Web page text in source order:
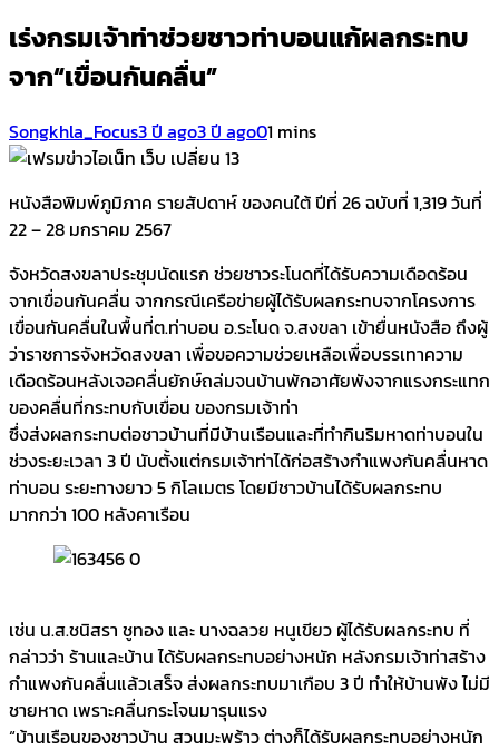
เร่งกรมเจ้าท่าช่วยชาวท่าบอนแก้ผลกระทบ
จาก“เขื่อนกันคลื่น”
Songkhla_Focus3 ปี ago3 ปี ago01 mins
หนังสือพิมพ์ภูมิภาค รายสัปดาห์ ของคนใต้ ปีที่ 26 ฉบับที่ 1,319 วันที่
22 – 28 มกราคม 2567
จังหวัดสงขลาประชุมนัดแรก ช่วยชาวระโนดที่ได้รับความเดือดร้อน
จากเขื่อนกันคลื่น จากกรณีเครือข่ายผู้ได้รับผลกระทบจากโครงการ
เขื่อนกันคลื่นในพื้นที่ต.ท่าบอน อ.ระโนด จ.สงขลา เข้ายื่นหนังสือ ถึงผู้
ว่าราชการจังหวัดสงขลา เพื่อขอความช่วยเหลือเพื่อบรรเทาความ
เดือดร้อนหลังเจอคลื่นยักษ์ถล่มจนบ้านพักอาศัยพังจากแรงกระแทก
ของคลื่นที่กระทบกับเขื่อน ของกรมเจ้าท่า
ซึ่งส่งผลกระทบต่อชาวบ้านที่มีบ้านเรือนและที่ทำกินริมหาดท่าบอนใน
ช่วงระยะเวลา 3 ปี นับตั้งแต่กรมเจ้าท่าได้ก่อสร้างกำแพงกันคลื่นหาด
ท่าบอน ระยะทางยาว 5 กิโลเมตร โดยมีชาวบ้านได้รับผลกระทบ
มากกว่า 100 หลังคาเรือน
เช่น น.ส.ชนิสรา ชูทอง และ นางฉลวย หนูเขียว ผู้ได้รับผลกระทบ ที่
กล่าวว่า ร้านและบ้าน ได้รับผลกระทบอย่างหนัก หลังกรมเจ้าท่าสร้าง
กำแพงกันคลื่นแล้วเสร็จ ส่งผลกระทบมาเกือบ 3 ปี ทำให้บ้านพัง ไม่มี
ชายหาด เพราะคลื่นกระโจนมารุนแรง
“บ้านเรือนของชาวบ้าน สวนมะพร้าว ต่างก็ได้รับผลกระทบอย่างหนัก